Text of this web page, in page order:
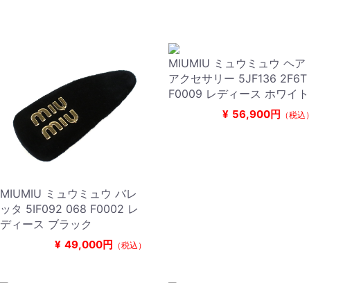
MIUMIU ミュウミュウ バレ
ッタ 5IF092 068 F0002 レ
ディース ブラック
¥ 49,000円 （税込）
MIUMIU ミュウミュウ ヘア
アクセサリー 5JF136 2F6T
F0009 レディース ホワイト
¥ 56,900円 （税込）